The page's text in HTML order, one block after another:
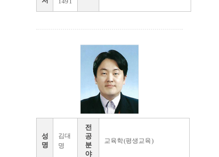
성
명
김대
명
전
공
분
야
교육학(평생교육)